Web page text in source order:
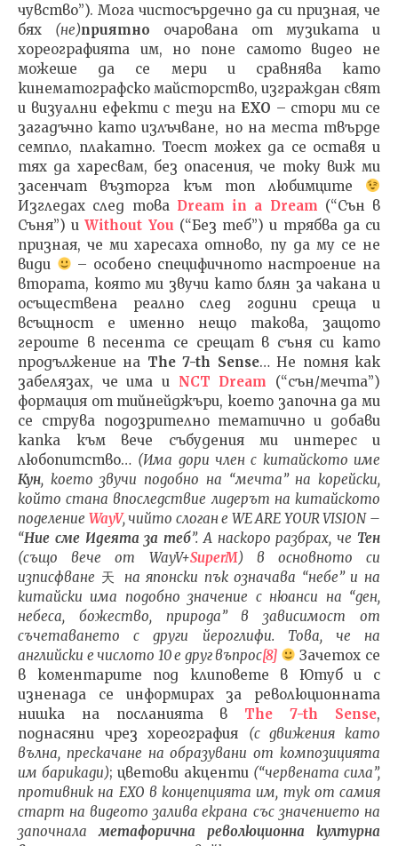
чувство”). Мога чистосърдечно да си призная, че
бях (не)приятно очарована от музиката и
хореографията им, но поне самото видео не
можеше да се мери и сравнява като
кинематографско майсторство, изграждан свят
и визуални ефекти с тези на ЕХО – стори ми се
загадъчно като излъчване, но на места твърде
семпло, плакатно. Тоест можех да се оставя и
тях да харесвам, без опасения, че току виж ми
засенчат възторга към топ любимците
Изгледах след това Dream in a Dream (“Сън в
Съня”) иWithout You (“Без теб”) и трябва да си
призная, че ми харесаха отново, пу да му се не
види
– особено специфичното настроение на
втората, която ми звучи като блян за чакана и
осъществена реално след години среща и
всъщност е именно нещо такова, защото
героите в песента се срещат в съня си като
продължение на The7-th Sense… Не помня как
забелязах, че има и NCT Dream (“сън/мечта”)
формация от тийнейджъри, което започна да ми
се струва подозрително тематично и добави
капка към вече събудения ми интерес и
любопитство… (Има дори член с китайското име
Кун, което звучи подобно на “мечта” на корейски,
който стана впоследствие лидерът на китайското
поделение WayV, чийто слоган е WE ARE YOUR VISION–
“Ние сме Идеята за теб”. А наскоро разбрах, чеТен
(също вече от WayV+SuperM) в основното си
изписфване 天 на японски пък означава “небе” и на
китайски има подобно значение с нюанси на “ден,
небеса, божество, природа” в зависимост от
съчетаването с други йероглифи. Това, че на
английски е числото 10 е друг въпрос[8]
Зачетох се
в коментарите под клиповете в Ютуб и с
изненада се информирах за революционната
нишка на посланията в The7-th Sense,
поднасяни чрез хореография (с движения като
вълна, прескачане на образувани от композицията
им барикади); цветови акценти (“червената сила”,
противник на EXO в концепцията им, тук от самия
старт на видеото залива екрана със значението на
започналаметафорична революционна културна